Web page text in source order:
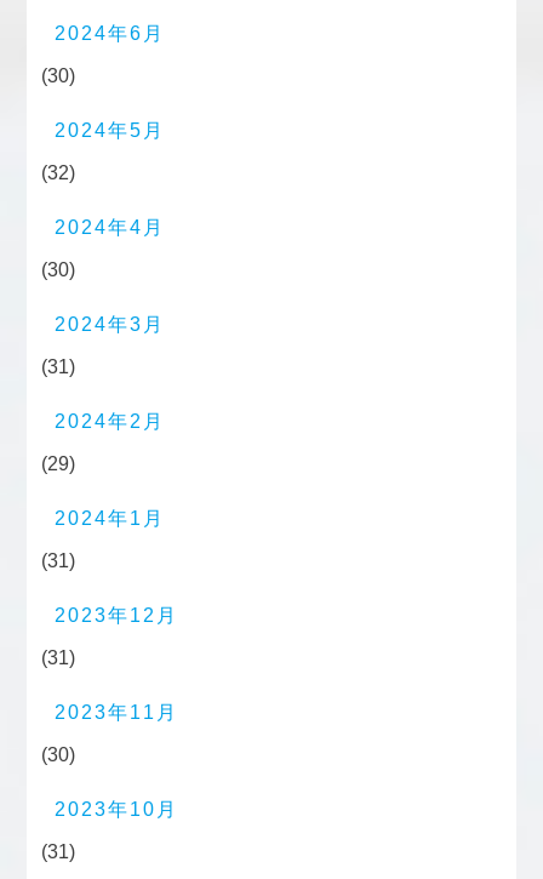
2024年6月
(30)
2024年5月
(32)
2024年4月
(30)
2024年3月
(31)
2024年2月
(29)
2024年1月
(31)
2023年12月
(31)
2023年11月
(30)
2023年10月
(31)